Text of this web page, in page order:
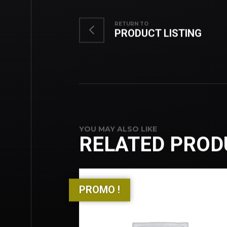
RETURN TO
PRODUCT LISTING
YOU MAY ALSO LIKE
RELATED
PROMO !